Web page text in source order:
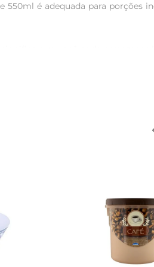
é adequada para porções
com praticidade, tornando o seu
ser utilizado em microondas ou